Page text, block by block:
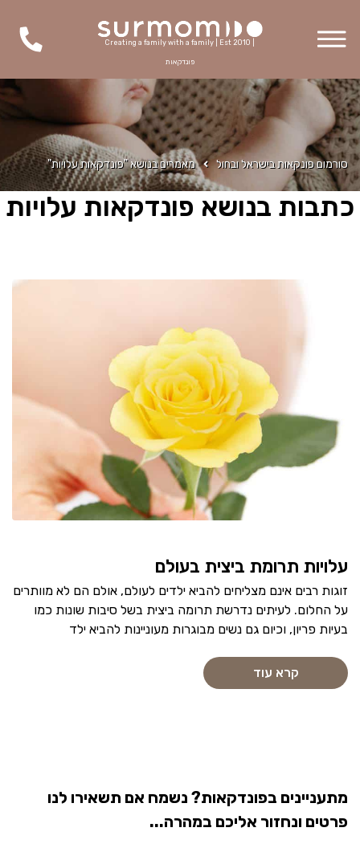
Creating a family with a family | Est 2010 |
פונדקאות
סורמום פונקאות בישראל ובחול מאמרים בנושא "פונדקאות עלויות"
כתבות בנושא פונדקאות עלויות
עלויות תרומת ביצית בעולם
זוגות רבים אינם מצליחים להביא ילדים לעולם, אולם הם לא מוותרים
על החלום. לעיתים נדרשת תרומה ביצית בשל סיבות שונות כמו
בעיות פריון, וכיום גם נשים מבוגרות מעוניינות להביא ילד
קרא עוד
מתעניינים בפונדקאות? נשמח אם תשאירו לנו
פרטים ונחזור אליכם במהרה...